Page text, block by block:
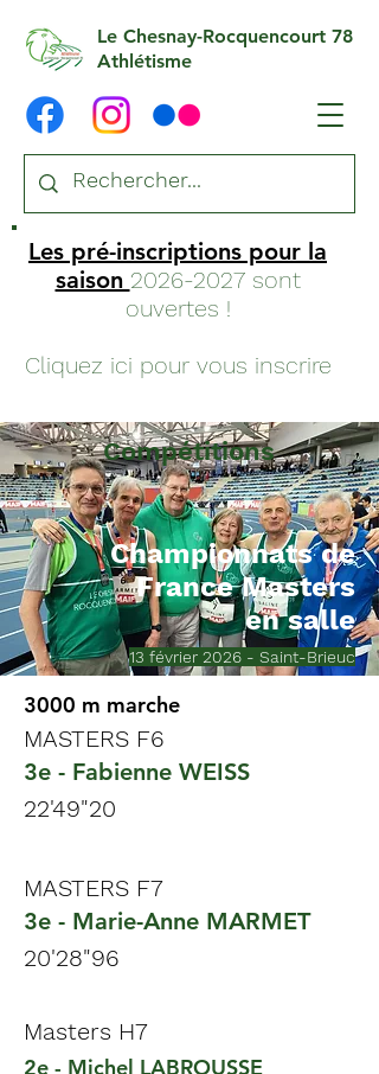
Le Chesnay-Rocquencourt 78
Athlétisme
Les pré-inscriptions pour la
saison 2026-2027sont
ouvertes !
Cliquez ici pour vous inscrire
Compétitions
Championnats de
France Masters
en salle
13 février 2026 - Saint-Brieuc
3000 m marche
MASTERS F6
3e - Fabienne WEISS
22'49"20
MASTERS F7
3e - Marie-Anne MARMET
20'28"96
Masters H7
2e - Michel LABROUSSE